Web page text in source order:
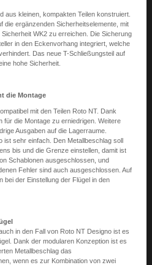
aus kleinen, kompakten Teilen konstruiert.
die ergänzenden Sicherheitselemente, mit
WK2 zu erreichen. Die Sicherung
in den Eckenvorhang integriert, welche
Das neue T-Schließungsteil auf
hohe Sicherheit.
die Montage
mit den Teilen Roto NT. Dank
für die Montage zu erniedrigen. Weitere
Ausgaben auf die Lagerraume.
ist sehr einfach. Den Metallbeschlag soll
bis und die Grenze einstellen, damit ist
Schablonen ausgeschlossen, und
Fehler sind auch ausgeschlossen. Auf
bei der Einstellung der Flügel in den
in den Fall von Roto NT Designo ist es
Dank der modularen Konzeption ist es
Metallbeschlag das
wenn es zur Kombination von zwei